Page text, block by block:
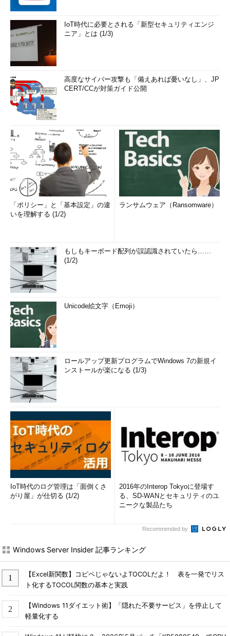
IoT時代に必要とされる「新型セキュリティエンジ
ニア」とは (1/3)
高度なサイバー攻撃も「備えあれば憂いなし」、JP
CERT/CCが対策ガイド公開
「ポリシー」と「基本設定」の違
いを理解する (1/2)
ランサムウェア（Ransomware）
もしもキーボード配列が誤認識されていたら……
(1/2)
Unicode絵文字（Emoji）
ロールアップ更新プログラムでWindows 7の新規イ
ンストールが楽になる (1/3)
IoT時代のログ管理は「面倒くさ
がり屋」が仕切る (1/2)
2016年のInterop Tokyoに登場す
る、SD-WANとセキュリティのユ
ニークな製品たち
Recommended by
Windows Server Insider 記事ランキング
【Excel新関数】コピペじゃないよTOCOLだよ！ 表を一発でリス
ト化するTOCOL関数の基本と実践
【Windows 11ダイエット術】「隠れた不要サービス」を停止して
軽量化する